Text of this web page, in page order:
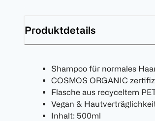
Produktdetails
Shampoo für normales
COSMOS ORGANIC
Flasche aus recyceltem
Vegan &
Inhalt: 500ml